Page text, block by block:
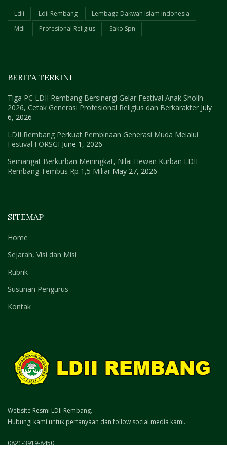
Website Resmi LDII Rembang.
Hubungi kami untuk pertanyaan dan follow social media kami.
0821-3919-8450
SITEMAP
Home
Sejarah, Visi dan Misi
Rubrik
Susunan Pengurus
Kontak
BERITA TERKINI
Tiga PC LDII Rembang Bersinergi Gelar Festival Anak Sholih
2026, Cetak Generasi Profesional Religius dan Berkarakter July
6, 2026
LDII Rembang Perkuat Pembinaan Generasi Muda Melalui
Festival FORSGI June 1, 2026
Semangat Berkurban Meningkat, Nilai Hewan Kurban LDII
Rembang Tembus Rp 1,5 Miliar May 27, 2026
Ldii Ldii Rembang
Lembaga Dakwah Islam Indonesia
Mdi
Profesional Religius Sako Spn